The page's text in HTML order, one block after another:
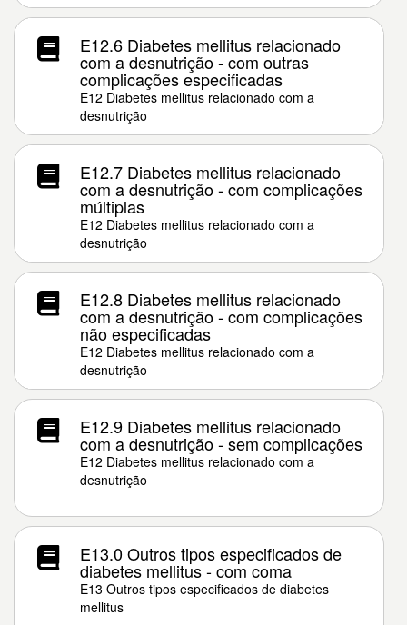
E12.6 Diabetes mellitus relacionado
com a desnutrição - com outras
complicações especificadas
E12 Diabetes mellitus relacionado com a
desnutrição
E12.7 Diabetes mellitus relacionado
com a desnutrição - com complicações
múltiplas
E12 Diabetes mellitus relacionado com a
desnutrição
E12.8 Diabetes mellitus relacionado
com a desnutrição - com complicações
não especificadas
E12 Diabetes mellitus relacionado com a
desnutrição
E12.9 Diabetes mellitus relacionado
com a desnutrição - sem complicações
E12 Diabetes mellitus relacionado com a
desnutrição
E13.0 Outros tipos especificados de
diabetes mellitus - com coma
E13 Outros tipos especificados de diabetes
mellitus